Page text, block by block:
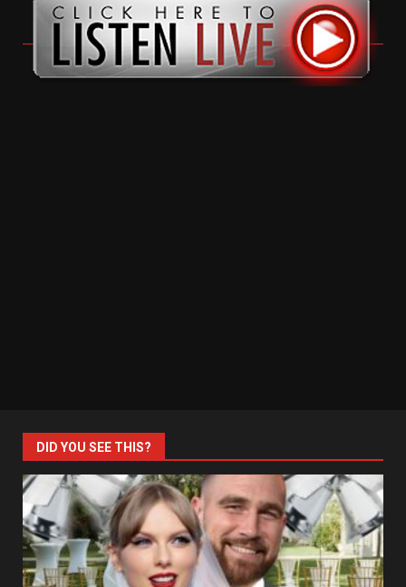
DID YOU SEE THIS?